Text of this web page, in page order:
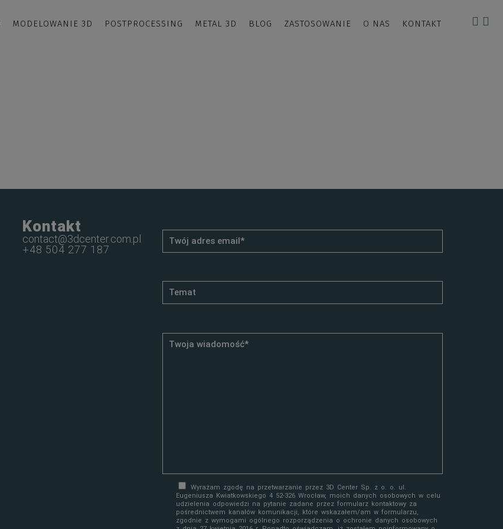
MODELOWANIE 3D POSTPROCESSING METAL 3D BLOG ZASTOSOWANIE O NAS KONTAKT
Kontakt
contact@3dcenter.com.pl
+48 504 277 187
Wyrażam zgodę na przetwarzanie przez 3D Center Sp. z o. o. ul.
Eugeniusza Kwiatkowskiego 4 52-326 Wrocław, moich danych osobowych w celu
udzielenia odpowiedzi na pytanie zadane przez formularz kontaktowy za
pośrednictwem kanałów komunikacji, które wskazałem/am w formularzu,
zgodnie z wymogami ogólnego rozporządzenia o ochronie danych osobowych